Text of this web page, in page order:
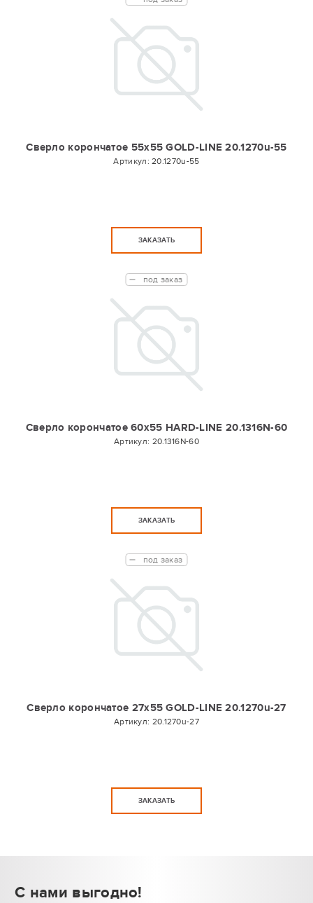
Сверло корончатое 55х55 GOLD-LINE 20.1270u-55
Артикул:20.1270u-55
ЗАКАЗАТЬ
Сверло корончатое 60х55 HARD-LINE 20.1316N-60
Артикул: 20.1316N-60
под заказ
ЗАКАЗАТЬ
Сверло корончатое 27х55 GOLD-LINE 20.1270u-27
Артикул: 20.1270u-27
под заказ
ЗАКАЗАТЬ
С нами выгодно!